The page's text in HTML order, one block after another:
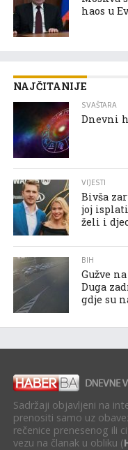
haos u
NAJČITANIJE
SVAŠTARA
Dnevni
VIJESTI
Bivša
joj
želi i
BIH
Gužve
Duga
gdje su
Sadržaji objavljeni na
prenositi samo uz
rečenice prenesenog ili
vezu na članak u obliku (